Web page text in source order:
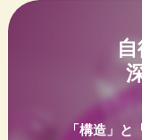
「構造」